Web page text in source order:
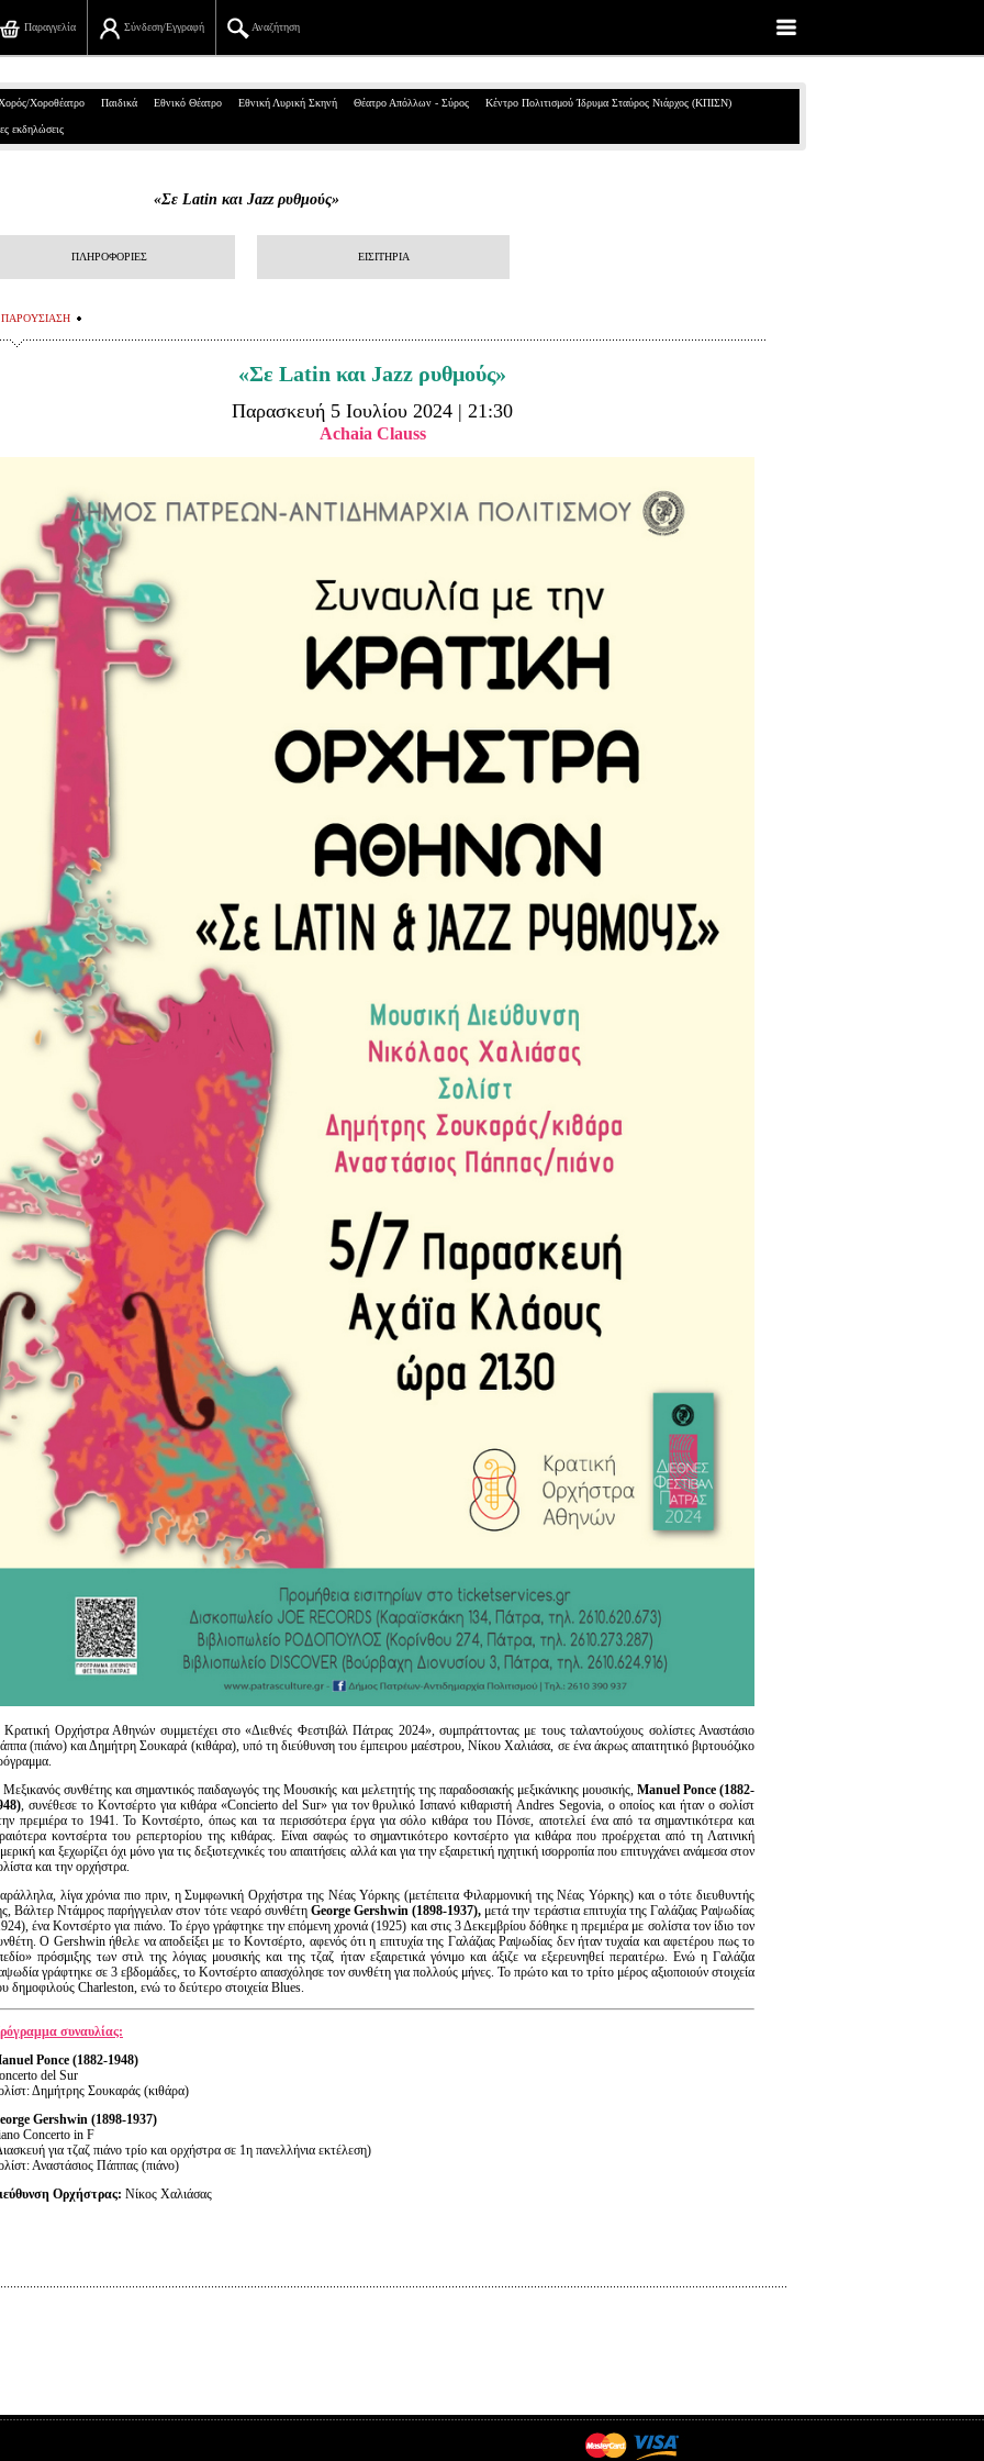
Αναζήτηση
Σύνδεση/Εγγραφή
Παραγγελία
Πανεπιστημίου 39, Αθήνα
Προσωπικά Δεδομένα
Χοροθέατρο Παιδικά Εθνικό Θέατρο Εθνική Λυρική Σκηνή Θέατρο Απόλλων - Σύρος Κέντρο Πολιτισμού Ίδρυμα Σταύρος Νιάρχος (ΚΠΙΣΝ)
εκδηλώσεις
«Σε Latin και Jazz ρυθμούς»
ΠΛΗΡΟΦΟΡΙΕΣ ΕΙΣΙΤΗΡΙΑ
ΠΑΡΟΥΣΙΑΣΗ
«Σε Latin και Jazz ρυθμούς»
Παρασκευή 5 Ιουλίου 2024 | 21:30
Achaia Clauss
Ορχήστρα Αθηνών συμμετέχει στο «Διεθνές Φεστιβάλ Πάτρας 2024», συμπράττοντας με τους ταλαντούχους σολίστες Αναστάσιο
(πιάνο) και Δημήτρη Σουκαρά (κιθάρα), υπό τη διεύθυνση του έμπειρου μαέστρου, Νίκου Χαλιάσα, σε ένα άκρως απαιτητικό βιρτουόζικο
συνθέτης και σημαντικός παιδαγωγός της Μουσικής και μελετητής της παραδοσιακής μεξικάνικης μουσικής, Manuel Ponce(1882-
, συνέθεσε το Κοντσέρτο για κιθάρα «Concierto del Sur» για τον θρυλικό Ισπανό κιθαριστή Andres Segovia, ο οποίος και ήταν ο σολίστ
πρεμιέρα το 1941. Το Κοντσέρτο, όπως και τα περισσότερα έργα για σόλο κιθάρα του Πόνσε, αποτελεί ένα από τα σημαντικότερα και
κοντσέρτα του ρεπερτορίου της κιθάρας. Είναι σαφώς το σημαντικότερο κοντσέρτο για κιθάρα που προέρχεται από τη Λατινική
και ξεχωρίζει όχι μόνο για τις δεξιοτεχνικές του απαιτήσεις αλλά και για την εξαιρετική ηχητική ισορροπία που επιτυγχάνει ανάμεσα στον
και την ορχήστρα.
λίγα χρόνια πιο πριν, η Συμφωνική Ορχήστρα της Νέας Υόρκης (μετέπειτα Φιλαρμονική της Νέας Υόρκης) και ο τότε διευθυντής
Βάλτερ Ντάμρος παρήγγειλαν στον τότε νεαρό συνθέτη George Gershwin (1898-1937), μετά την τεράστια επιτυχία της Γαλάζιας Ραψωδίας
ένα Κοντσέρτο για πιάνο. Το έργο γράφτηκε την επόμενη χρονιά (1925) και στις 3 Δεκεμβρίου δόθηκε η πρεμιέρα με σολίστα τον ίδιο τον
Ο Gershwin ήθελε να αποδείξει με το Κοντσέρτο, αφενός ότι η επιτυχία της Γαλάζιας Ραψωδίας δεν ήταν τυχαία και αφετέρου πως το
πρόσμιξης των στιλ της λόγιας μουσικής και της τζαζ ήταν εξαιρετικά γόνιμο και άξιζε να εξερευνηθεί περαιτέρω. Ενώ η Γαλάζια
γράφτηκε σε 3 εβδομάδες, το Κοντσέρτο απασχόλησε τον συνθέτη για πολλούς μήνες. Το πρώτο και το τρίτο μέρος αξιοποιούν στοιχεία
δημοφιλούς Charleston, ενώ το δεύτερο στοιχεία Blues.
συναυλίας:
Ponce (1882-1948)
del Sur
Δημήτρης Σουκαράς (κιθάρα)
Gershwin (1898-1937)
Concerto in F
για τζαζ πιάνο τρίο και ορχήστρα σε 1η πανελλήνια εκτέλεση)
Αναστάσιος Πάππας (πιάνο)
Ορχήστρας: Νίκος Χαλιάσας